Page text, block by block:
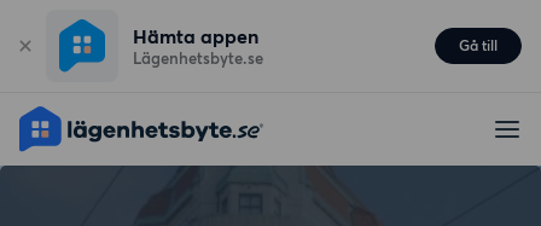
Hämta appen
Lägenhetsbyte.se
Gå till